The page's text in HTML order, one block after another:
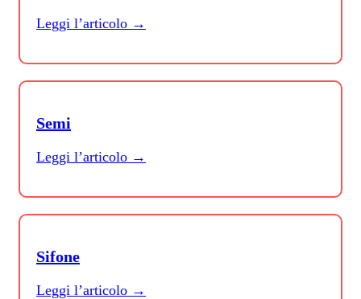
Leggi l’articolo →
Semi
Leggi l’articolo →
Sifone
Leggi l’articolo →